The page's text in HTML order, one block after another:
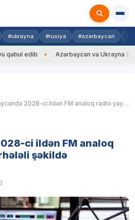
#ukrayna #rusiya #azərbaycan
edib Azərbaycan və Ukrayna XİN
Azərbaycanda 2028-ci ildən FM analoq radio yayımı mərhələli şəkildə dayandırılacaq
ci ildən FM analoq
şəkildə